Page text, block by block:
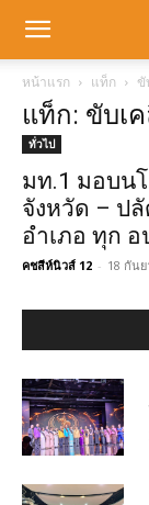
หน้าแรก แท็ก ขั
แท็ก: ขับเ
ทั่วไป
มท.1 มอบน
จังหวัด – ป
อำเภอ ทุก อ
คชสีห์นิวส์ 12 - 18 กัน